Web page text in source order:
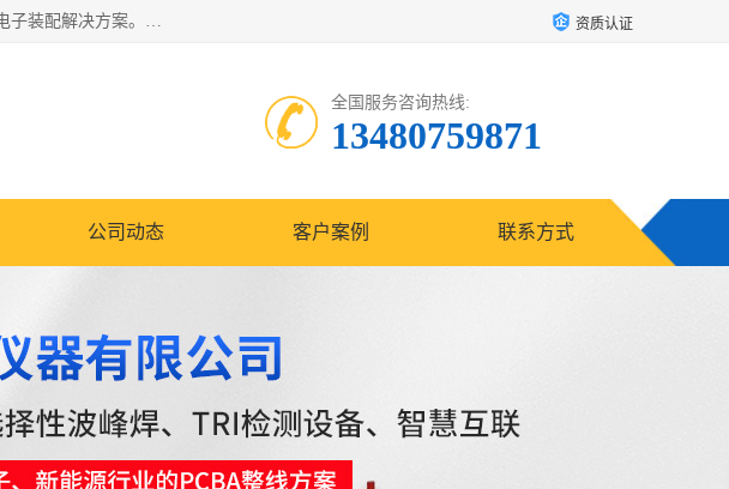
深圳市亿阳电子仪器有限公司坐落于风景秀丽的深圳市光明区，集SMT设备销售务为一体，努力为客户提供电子装配解决方案。与行业**SMT设备厂商：ASM（印刷机，锡膏检查机，贴片机），德国ERSA（爱莎）建立了稳固的代理合作关系，销售的设备一直保持**电子装配行业未来发展方向，能够满足客户各种繁杂产品的生产应用。 资质认证
全国服务咨询热线:
13480759871
公司动态 客户案例 联系方式